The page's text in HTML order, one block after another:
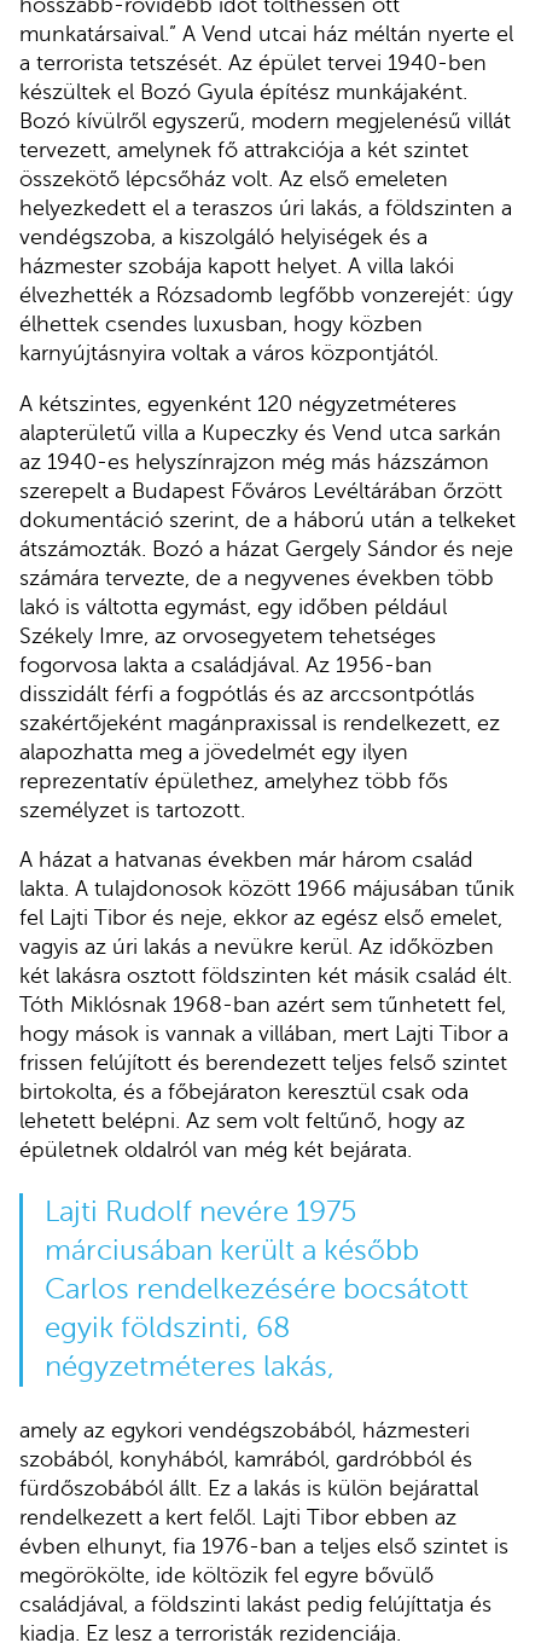
hosszabb-rövidebb időt tölthessen ott
munkatársaival.” A Vend utcai ház méltán nyerte el
a terrorista tetszését. Az épület tervei 1940-ben
készültek el Bozó Gyula építész munkájaként.
Bozó kívülről egyszerű, modern megjelenésű villát
tervezett, amelynek fő attrakciója a két szintet
összekötő lépcsőház volt. Az első emeleten
helyezkedett el a teraszos úri lakás, a földszinten a
vendégszoba, a kiszolgáló helyiségek és a
házmester szobája kapott helyet. A villa lakói
élvezhették a Rózsadomb legfőbb vonzerejét: úgy
élhettek csendes luxusban, hogy közben
karnyújtásnyira voltak a város központjától.
A kétszintes, egyenként 120 négyzetméteres
alapterületű villa a Kupeczky és Vend utca sarkán
az 1940-es helyszínrajzon még más házszámon
szerepelt a Budapest Főváros Levéltárában őrzött
dokumentáció szerint, de a háború után a telkeket
átszámozták. Bozó a házat Gergely Sándor és neje
számára tervezte, de a negyvenes években több
lakó is váltotta egymást, egy időben például
Székely Imre, az orvosegyetem tehetséges
fogorvosa lakta a családjával. Az 1956-ban
disszidált férfi a fogpótlás és az arccsontpótlás
szakértőjeként magánpraxissal is rendelkezett, ez
alapozhatta meg a jövedelmét egy ilyen
reprezentatív épülethez, amelyhez több fős
személyzet is tartozott.
A házat a hatvanas években már három család
lakta. A tulajdonosok között 1966 májusában tűnik
fel Lajti Tibor és neje, ekkor az egész első emelet,
vagyis az úri lakás a nevükre kerül. Az időközben
két lakásra osztott földszinten két másik család élt.
Tóth Miklósnak 1968-ban azért sem tűnhetett fel,
hogy mások is vannak a villában, mert Lajti Tibor a
frissen felújított és berendezett teljes felső szintet
birtokolta, és a főbejáraton keresztül csak oda
lehetett belépni. Az sem volt feltűnő, hogy az
épületnek oldalról van még két bejárata.
Lajti Rudolf nevére 1975
márciusában került a később
Carlos rendelkezésére bocsátott
egyik földszinti, 68
négyzetméteres lakás,
amely az egykori vendégszobából, házmesteri
szobából, konyhából, kamrából, gardróbból és
fürdőszobából állt. Ez a lakás is külön bejárattal
rendelkezett a kert felől. Lajti Tibor ebben az
évben elhunyt, fia 1976-ban a teljes első szintet is
megörökölte, ide költözik fel egyre bővülő
családjával, a földszinti lakást pedig felújíttatja és
kiadja. Ez lesz a terroristák rezidenciája.